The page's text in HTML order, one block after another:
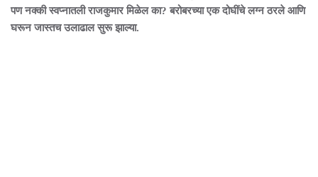
पण नक्की स्वप्नातली राजकुमार मिळेल का? बरोबरच्या एक दोघींचे लग्न ठरले आणि
घरून जास्तच उलाढाल सुरू झाल्या.